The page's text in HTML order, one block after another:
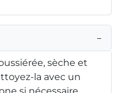
−
sèche et
la avec un